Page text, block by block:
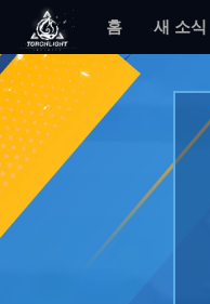
홈 새 소식